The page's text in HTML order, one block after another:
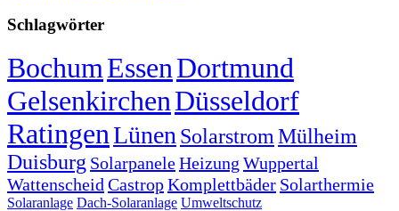
Schlagwörter
BochumEssenDortmund
GelsenkirchenDüsseldorf
RatingenLünen Solarstrom Mülheim
Duisburg SolarpaneleHeizung Wuppertal
Wattenscheid CastropKomplettbäder Solarthermie
Solaranlage Dach-Solaranlage Umweltschutz